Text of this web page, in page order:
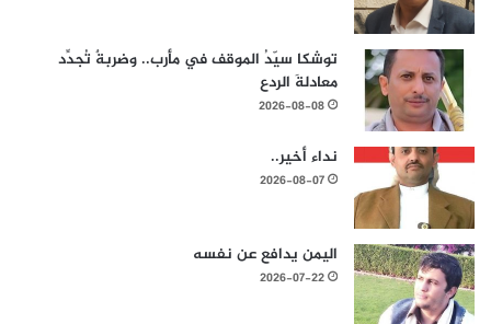
توشكا سيّدُ الموقف في مأرب.. وضربةٌ تُجدِّد
معادلةَ الردع
2026-08-08
نداء أخير..
2026-08-07
اليمن يدافع عن نفسه
2026-07-22